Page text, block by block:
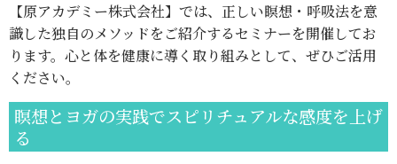
【原アカデミー株式会社】では、正しい瞑想・呼吸法を意
識した独自のメソッドをご紹介するセミナーを開催してお
ります。心と体を健康に導く取り組みとして、ぜひご活用
ください。
瞑想とヨガの実践でスピリチュアルな感度を上げ
る